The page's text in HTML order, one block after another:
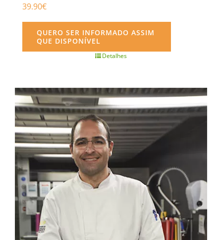
39.90€
QUERO SER INFORMADO ASSIM
QUE DISPONÍVEL
Detalhes